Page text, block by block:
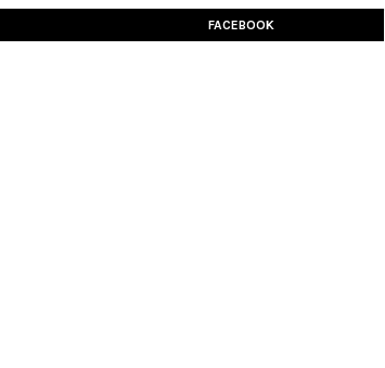
FACEBOOK